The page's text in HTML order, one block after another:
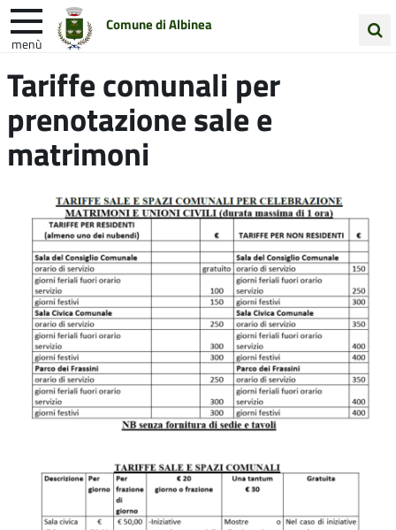
Comune di Albinea
menù
sito
Vivi Albinea
Unione Colline Matildiche
Tariffe comunali per
prenotazione sale e
matrimoni